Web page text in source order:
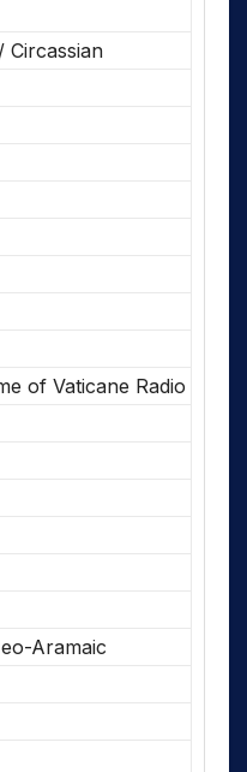
Circassian
of Vaticane Radio
Aramaic